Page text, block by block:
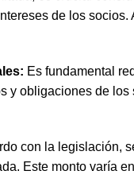
de los
Es fundamental
y obligaciones de
con la legislación,
Este monto varía